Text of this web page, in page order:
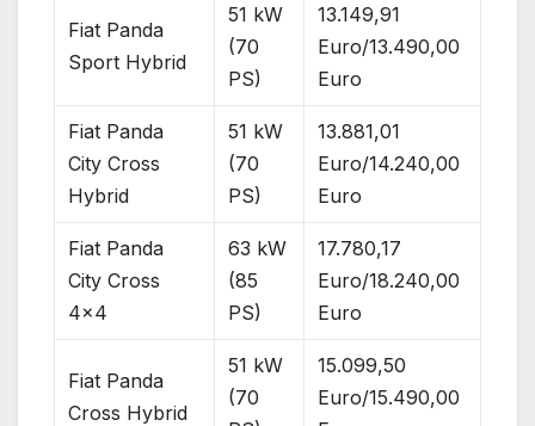
Fiat Panda
Sport Hybrid
51 kW
(70
PS)
13.149,91
Euro/13.490,00
Euro
Fiat Panda
City Cross
Hybrid
51 kW
(70
PS)
13.881,01
Euro/14.240,00
Euro
Fiat Panda
City Cross
4×4
63 kW
(85
PS)
17.780,17
Euro/18.240,00
Euro
Fiat Panda
Cross Hybrid
51 kW
(70
15.099,50
Euro/15.490,00